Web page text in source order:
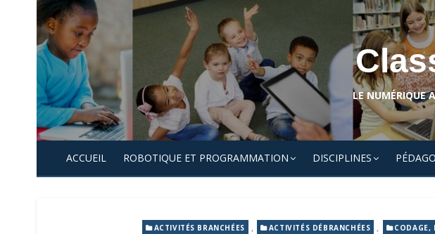
Skip
to
content
LE NUMÉRIQUE
ACCUEIL ROBOTIQUE ET PROGRAMMATION DISCIPLINES
ACTIVITÉS BRANCHÉES , ACTIVITÉS DÉBRANCHÉES , CODAGE,